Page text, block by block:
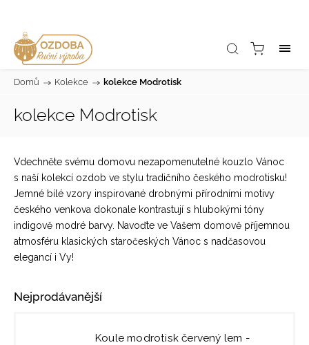
Domů / Kolekce / kolekce Modrotisk
kolekce Modrotisk
Vdechněte svému domovu nezapomenutelné kouzlo Vánoc
s naší kolekcí ozdob ve stylu tradičního českého modrotisku!
Jemné bílé vzory inspirované drobnými přírodními motivy
českého venkova dokonale kontrastují s hlubokými tóny
indigově modré barvy. Navoďte ve Vašem domově příjemnou
atmosféru klasických staročeských Vánoc s nadčasovou
elegancí i Vy!
Nejprodávanější
Koule modrotisk červený lem -